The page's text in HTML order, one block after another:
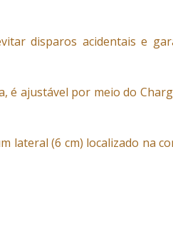
disparos acidentais e
é ajustável por meio do
lateral (6 cm) localizado na